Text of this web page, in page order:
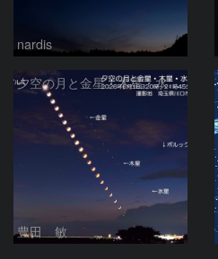
nardis
夕空の月と金星・木星・水星の接近 2026/6/18
豊田 敏